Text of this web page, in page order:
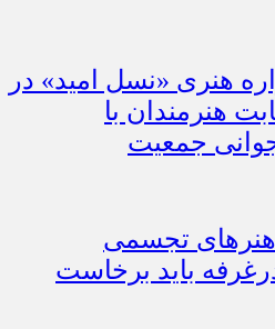
هنری «نسل امید» در
هنرمندان با
جمعیت
هنرهای تجسمی
باید برخاست